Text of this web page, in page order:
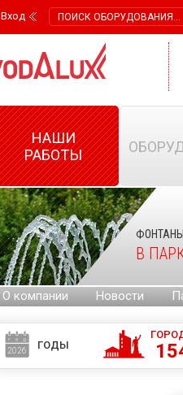
Вход
НАШИ
РАБОТЫ
ФОНТАНЫ
В
О компании Новости
2026 ГОДЫ